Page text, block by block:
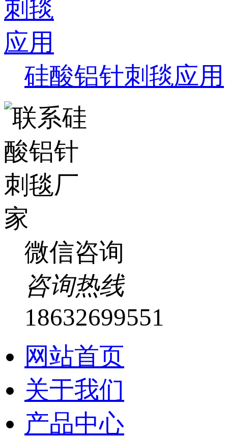
硅酸铝针刺毯应用
微信咨询
咨询热线
18632699551
网站首页
关于我们
产品中心